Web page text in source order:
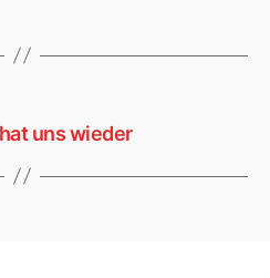
uns wieder